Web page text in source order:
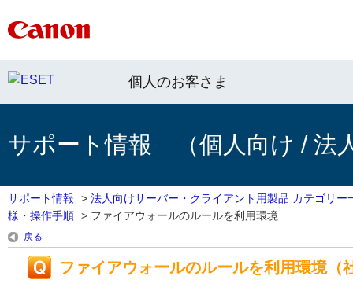
個人のお客さま
サポート情報 （個人向け / 法
サポート情報 > 法人向けサーバー・クライアント用製品 カテゴリー
様・操作手順 > ファイアウォールのルールを利用環境...
戻る
ファイアウォールのルールを利用環境